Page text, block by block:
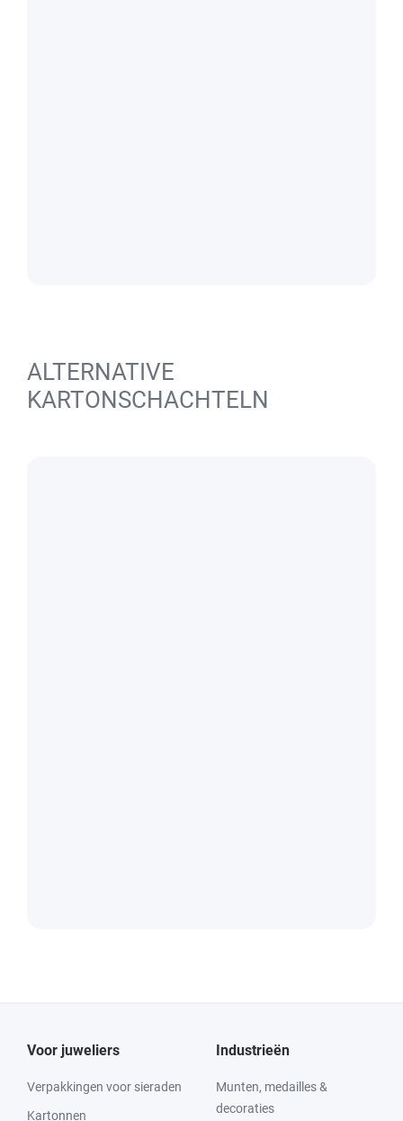
ALTERNATIVE
KARTONSCHACHTELN
Voor juweliers
Verpakkingen voor sieraden
Kartonnen
Industrieën
Munten, medailles &
decoraties